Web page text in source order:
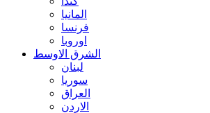
المانيا
فرنسا
اوروبا
الشرق الاوسط
لبنان
سوريا
العراق
الاردن